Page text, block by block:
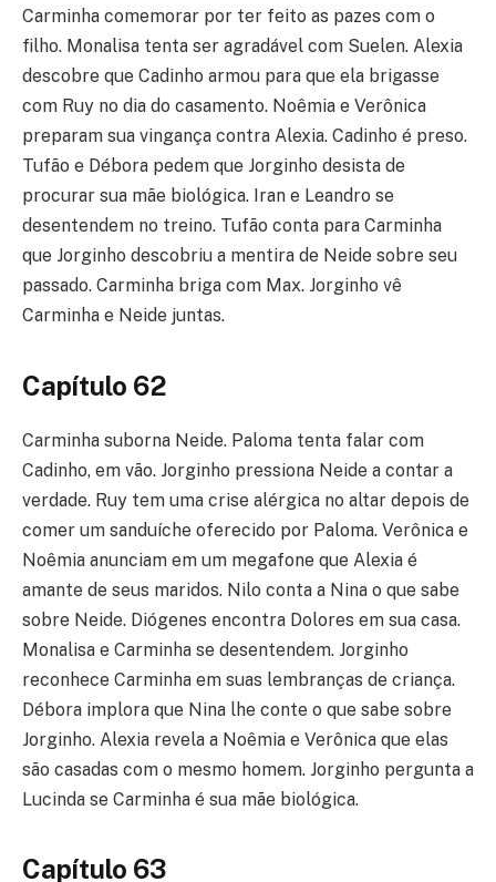
Carminha comemorar por ter feito as pazes com o
filho. Monalisa tenta ser agradável com Suelen. Alexia
descobre que Cadinho armou para que ela brigasse
com Ruy no dia do casamento. Noêmia e Verônica
preparam sua vingança contra Alexia. Cadinho é preso.
Tufão e Débora pedem que Jorginho desista de
procurar sua mãe biológica. Iran e Leandro se
desentendem no treino. Tufão conta para Carminha
que Jorginho descobriu a mentira de Neide sobre seu
passado. Carminha briga com Max. Jorginho vê
Carminha e Neide juntas.
Capítulo 62
Carminha suborna Neide. Paloma tenta falar com
Cadinho, em vão. Jorginho pressiona Neide a contar a
verdade. Ruy tem uma crise alérgica no altar depois de
comer um sanduíche oferecido por Paloma. Verônica e
Noêmia anunciam em um megafone que Alexia é
amante de seus maridos. Nilo conta a Nina o que sabe
sobre Neide. Diógenes encontra Dolores em sua casa.
Monalisa e Carminha se desentendem. Jorginho
reconhece Carminha em suas lembranças de criança.
Débora implora que Nina lhe conte o que sabe sobre
Jorginho. Alexia revela a Noêmia e Verônica que elas
são casadas com o mesmo homem. Jorginho pergunta a
Lucinda se Carminha é sua mãe biológica.
Capítulo 63